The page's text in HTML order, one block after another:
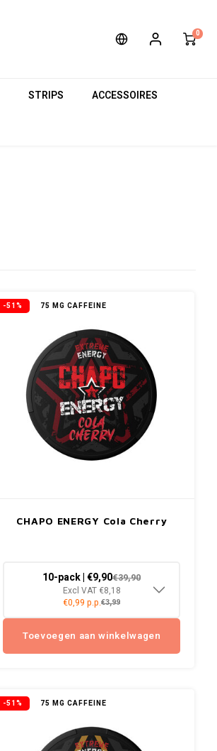
0
STRIPS ACCESSOIRES
-51% 75 MG CAFFEINE
CHAPO ENERGY Cola Cherry
10-pack | €9,90€39,90
Excl VAT €8,18
€0,99 p.p.€3,99
Toevoegen aan winkelwagen
-51% 75 MG CAFFEINE